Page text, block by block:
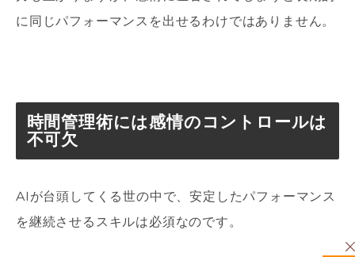
に同じパフォーマンスを出せるわけではありません。
時間管理術には感情のコントロールは
不可欠
AI が台頭してくる世の中で、安定したパフォーマンス
を継続させるスキルは必須なのです。